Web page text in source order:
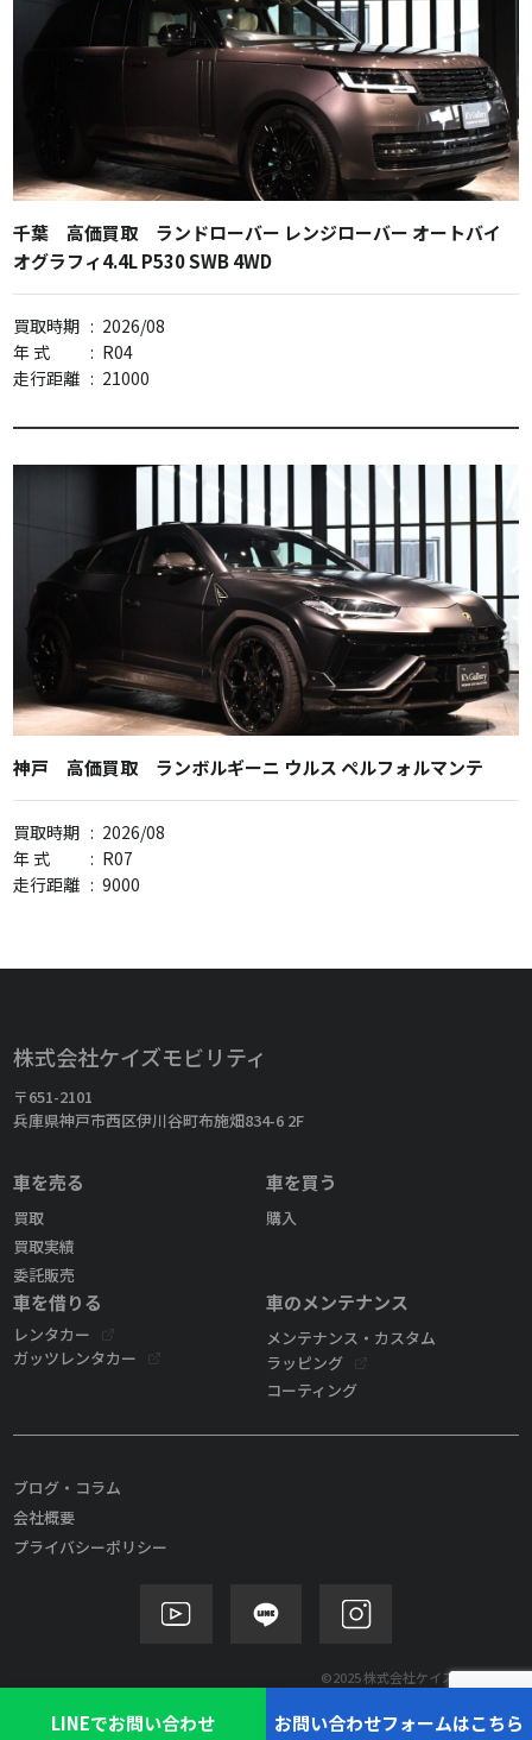
LINEでお問い合わせ お問い合わせフォームはこちら
千葉 高価買取 ランドローバー レンジローバー オートバイ
オグラフィ4.4L P530 SWB 4WD
買取時期 : 2026/08
年 式
: R04
走行距離 : 21000
神戸 高価買取 ランボルギーニ ウルス ペルフォルマンテ
買取時期 : 2026/08
年 式
: R07
走行距離 : 9000
株式会社ケイズモビリティ
〒651-2101
兵庫県神戸市西区伊川谷町布施畑834-6 2F
車を売る
買取
買取実績
委託販売
車を買う
購入
車を借りる
レンタカー
ガッツレンタカー
車のメンテナンス
メンテナンス・カスタム
ラッピング
コーティング
ブログ・コラム
会社概要
プライバシーポリシー
©2025 株式会社ケイズモビリティ